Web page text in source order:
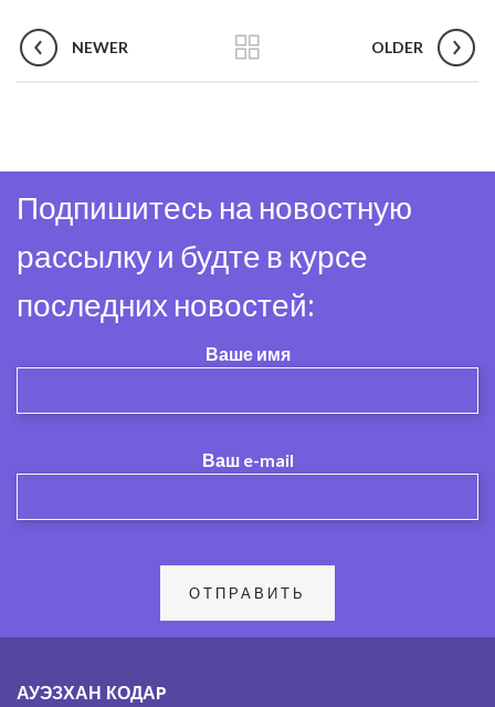
NEWER OLDER
Подпишитесь на новостную
рассылку и будте в курсе
последних новостей:
Ваше имя
Ваш e-mail
АУЭЗХАН КОДАP